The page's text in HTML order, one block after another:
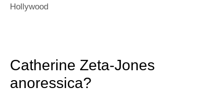
Hollywood
Catherine Zeta-Jones
anoressica?